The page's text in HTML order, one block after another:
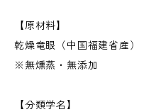
【原材料】
乾燥竜眼（中国福建省産）
※無燻蒸・無添加
【分類学名】